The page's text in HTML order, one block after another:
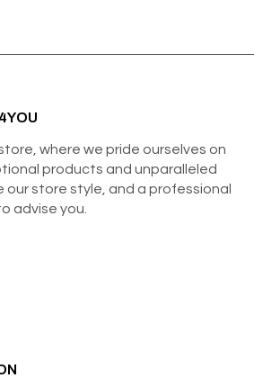
where we pride ourselves on
products and unparalleled
our store style, and a professional
advise you.